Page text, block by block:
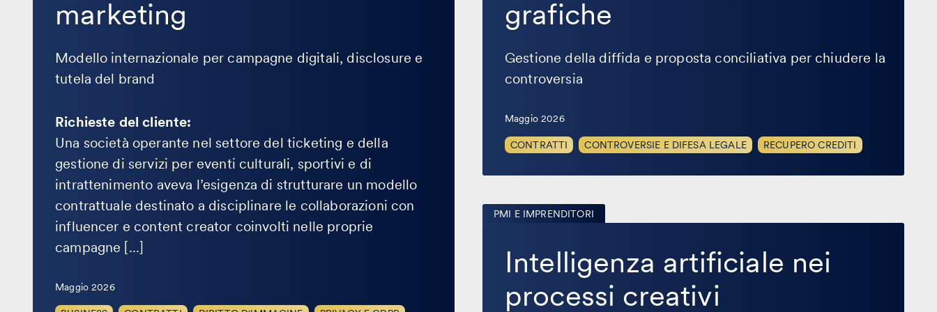
marketing
Modello internazionale per campagne digitali, disclosure e
tutela del brand
Richieste del cliente:
Una società operante nel settore del ticketing e della
gestione di servizi per eventi culturali, sportivi e di
intrattenimento aveva l’esigenza di strutturare un modello
contrattuale destinato a disciplinare le collaborazioni con
influencer e content creator coinvolti nelle proprie
campagne [...]
Maggio 2026
grafiche
Gestione della diffida e proposta conciliativa per chiudere la
controversia
Maggio 2026
CONTRATTI CONTROVERSIE E DIFESA LEGALE RECUPERO CREDITI
PMI E IMPRENDITORI
Intelligenza artificiale nei
processi creativi
Intelligenza
processi